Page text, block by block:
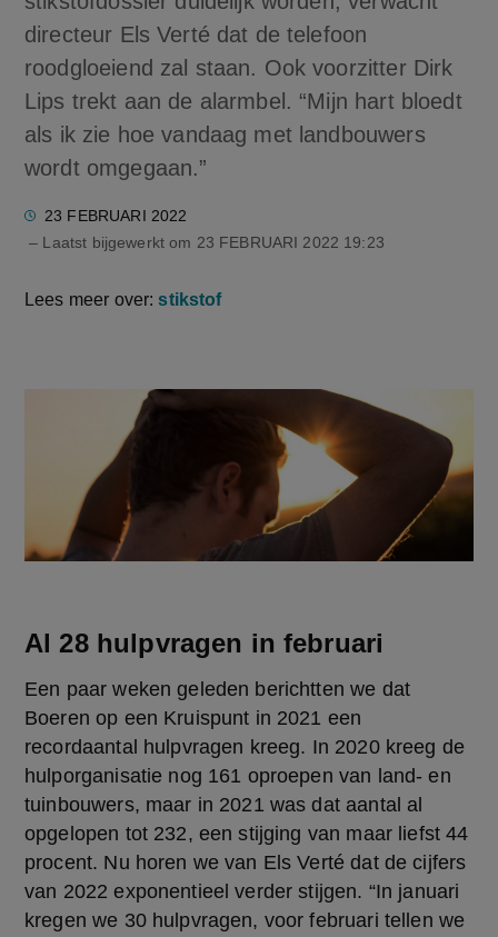
directeur Els Verté dat de telefoon
roodgloeiend zal staan. Ook voorzitter Dirk
Lips trekt aan de alarmbel. “Mijn hart bloedt
als ik zie hoe vandaag met landbouwers
wordt omgegaan.”
23 FEBRUARI 2022
– Laatst bijgewerkt om 23 FEBRUARI 2022 19:23
Lees meer over:stikstof
Al 28 hulpvragen in februari
Een paar weken geleden berichtten we dat
Boeren op een Kruispunt in 2021 een
recordaantal hulpvragen kreeg. In 2020 kreeg de
hulporganisatie nog 161 oproepen van land- en
tuinbouwers, maar in 2021 was dat aantal al
opgelopen tot 232, een stijging van maar liefst 44
procent. Nu horen we van Els Verté dat de cijfers
van 2022 exponentieel verder stijgen. “In januari
kregen we 30 hulpvragen, voor februari tellen we